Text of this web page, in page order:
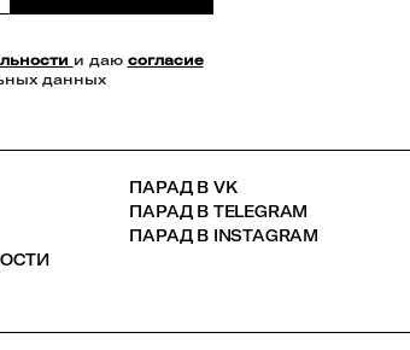
и даю согласие
данных
ПАРАД В VK
ПАРАД В TELEGRAM
ПАРАД В INSTAGRAM